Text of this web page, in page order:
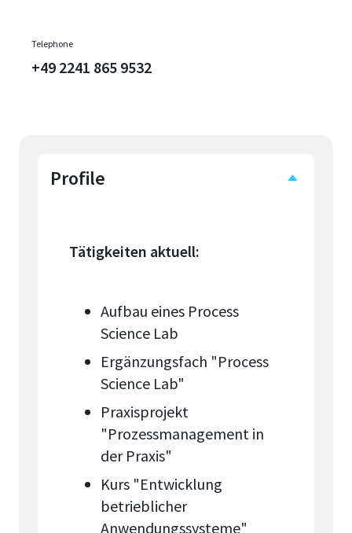
Telephone
+49 2241 865 9532
Profile
Tätigkeiten aktuell:
Aufbau eines Process
Science Lab
Ergänzungsfach "Process
Science Lab"
Praxisprojekt
"Prozessmanagement in
der Praxis"
Kurs "Entwicklung
betrieblicher
Anwendungssysteme"